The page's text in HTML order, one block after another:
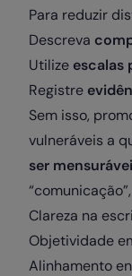
Para reduzir
Descreva
Utilize escalas
Registre
Sem isso,
vulneráveis a
ser
Clareza na
Objetividade
Alinhamento